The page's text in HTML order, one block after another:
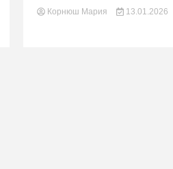
Корнюш Мария 13.01.2026